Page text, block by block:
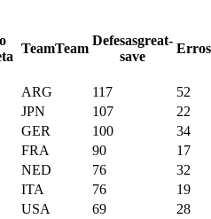
TeamTeam
Defesasgreat-
save
Erros
ARG 117
52
JPN 107
22
GER 100
34
FRA 90
17
NED 76
32
ITA 76
19
USA 69
28